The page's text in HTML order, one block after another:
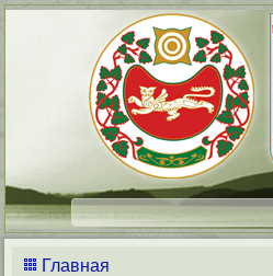
Главная